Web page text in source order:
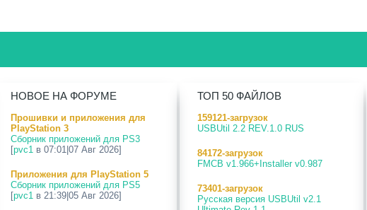
НОВОЕ НА ФОРУМЕ
Прошивки и приложения для
PlayStation 3
Сборник приложений для PS3
[pvc1 в 07:01|07 Авг 2026]
Приложения для PlayStation 5
Сборник приложений для PS5
[pvc1 в 21:39|05 Авг 2026]
ТОП 50 ФАЙЛОВ
159121-загрузок
USBUtil 2.2 REV.1.0 RUS
84172-загрузок
FMCB v1.966+Installer v0.987
73401-загрузок
Русская версия USBUtil v2.1